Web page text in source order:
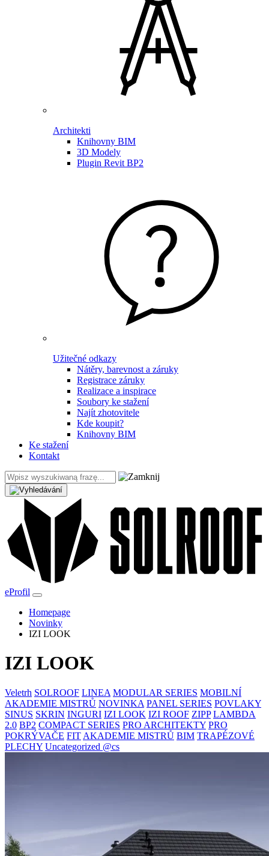
Architekti
Knihovny BIM
3D Modely
Plugin Revit BP2
Užitečné odkazy
Nátěry, barevnost a záruky
Registrace záruky
Realizace a inspirace
Soubory ke stažení
Najít zhotovitele
Kde koupit?
Knihovny BIM
Ke stažení
Kontakt
eProfil
Homepage
Novinky
IZI LOOK
IZI LOOK
Veletrh SOLROOF LINEA MODULAR SERIES MOBILNÍ
AKADEMIE MISTRŮ NOVINKA PANEL SERIES POVLAKY
SINUS SKRIN INGURI IZI LOOK IZI ROOF ZIPP LAMBDA
2.0 BP2 COMPACT SERIES PRO ARCHITEKTY PRO
POKRÝVAČE FIT AKADEMIE MISTRŮ BIM TRAPÉZOVÉ
PLECHY Uncategorized @cs